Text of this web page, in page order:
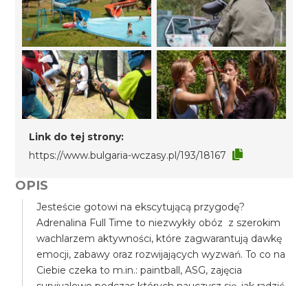
Link do tej strony:
https://www.bulgaria-wczasy.pl/193/18167
OPIS
Jesteście gotowi na ekscytującą przygodę?
Adrenalina Full Time to niezwykły obóz z szerokim
wachlarzem aktywności, które zagwarantują dawkę
emocji, zabawy oraz rozwijających wyzwań. To co na
Ciebie czeka to m.in.: paintball, ASG, zajęcia